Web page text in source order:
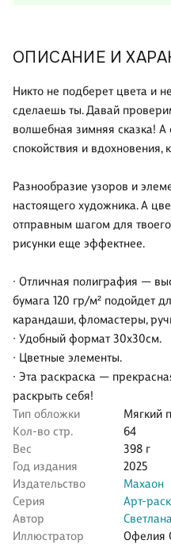
ОПИСАНИЕ И
Никто не подберет цвета и
сделаешь ты. Давай
волшебная зимняя сказка! А
спокойствия и вдохновения,
Разнообразие узоров и
настоящего художника. А
отправным шагом для
рисунки еще эффектнее.
∙ Отличная полиграфия —
бумага 120 гр/м² подойдет
карандаши, фломастеры,
∙ Удобный формат 30х30см.
∙ Цветные элементы.
∙ Эта раскраска —
раскрыть себя!
Тип обложки
Мягкий
Кол-во стр.
64
Вес
398 г
Год издания
2025
Издательство
Махаон
Серия
Арт-
Автор
Иллюстратор
Офелия